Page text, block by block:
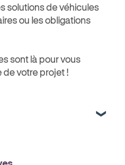
solutions de véhicules
ou les obligations
sont là pour vous
votre projet !